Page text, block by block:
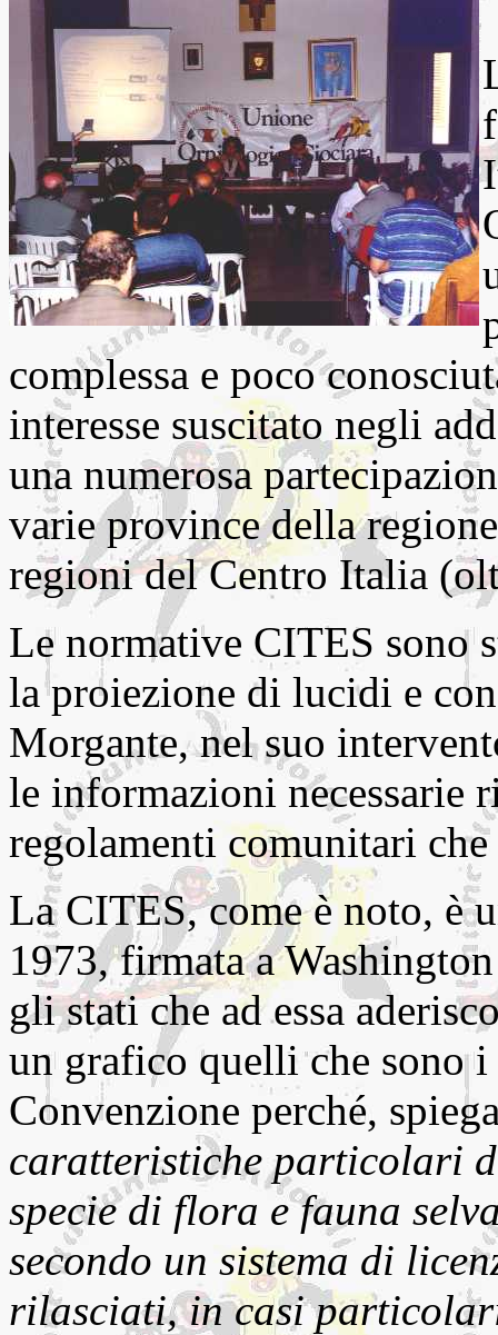
complessa e poco
interesse suscitato negli
una numerosa
varie province della
regioni del Centro Italia
Le normative CITES sono
la proiezione di lucidi e
Morgante, nel suo
le informazioni necessarie
regolamenti comunitari
La CITES, come è noto, è
1973, firmata a
gli stati che ad essa
un grafico quelli che sono
Convenzione perché,
caratteristiche particolari
specie di flora e fauna
secondo un sistema di
rilasciati, in casi